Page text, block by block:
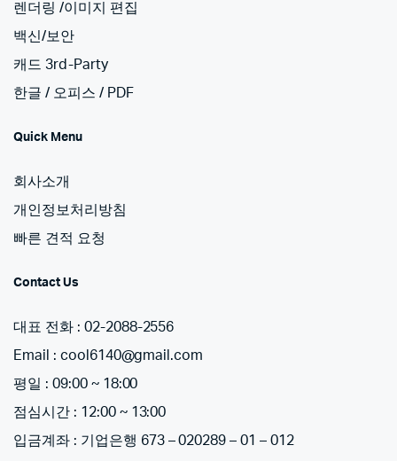
렌더링 /이미지 편집
백신/보안
캐드 3rd-Party
한글 / 오피스 / PDF
Quick Menu
회사소개
개인정보처리방침
빠른 견적 요청
Contact Us
대표 전화 : 02-2088-2556
Email : cool6140@gmail.com
평일 : 09:00 ~ 18:00
점심시간 : 12:00 ~ 13:00
입금계좌 : 기업은행 673 – 020289 – 01 – 012